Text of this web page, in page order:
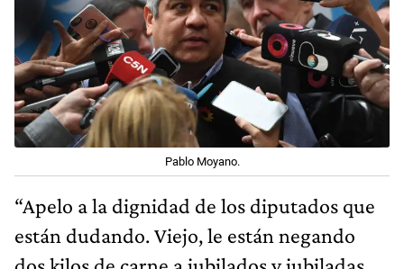
Pablo Moyano.
“Apelo a la dignidad de los diputados que
están dudando. Viejo, le están negando